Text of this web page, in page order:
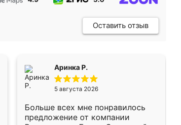
Оставить отзыв
Аринка Р.
5 августа 2026
Больше всех мне понравилось
предложение от компании